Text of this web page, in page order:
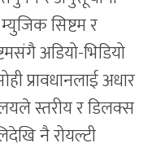
सिष्टम र
अडियो-भिडियो
प्रावधानलाई अधार
स्तरीय र डिलक्स
नै रोयल्टी